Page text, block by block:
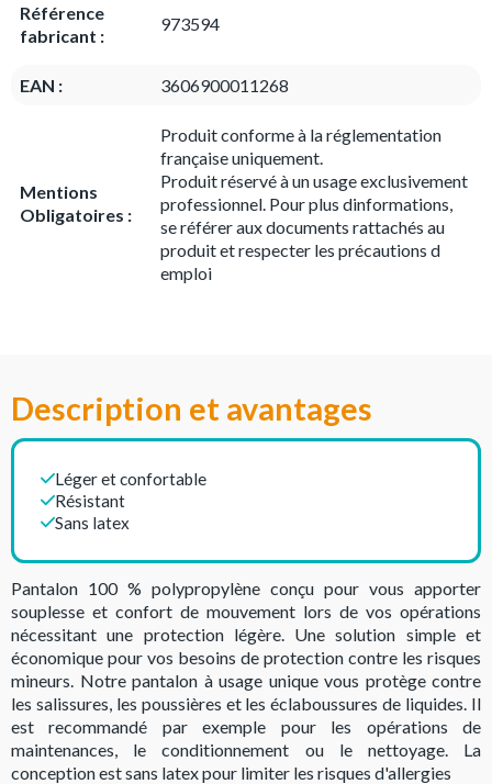
Référence
fabricant :
973594
EAN : 3606900011268
Mentions
Obligatoires :
Produit conforme à la réglementation
française uniquement.
Produit réservé à un usage exclusivement
professionnel. Pour plus dinformations,
se référer aux documents rattachés au
produit et respecter les précautions d
emploi
Description et avantages
Léger et confortable
Résistant
Sans latex
Pantalon 100 % polypropylène conçu pour vous apporter
souplesse et confort de mouvement lors de vos opérations
nécessitant une protection légère. Une solution simple et
économique pour vos besoins de protection contre les risques
mineurs. Notre pantalon à usage unique vous protège contre
les salissures, les poussières et les éclaboussures de liquides. Il
est recommandé par exemple pour les opérations de
maintenances, le conditionnement ou le nettoyage. La
conception est sans latex pour limiter les risques d'allergies